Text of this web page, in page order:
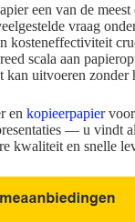
een van de
vraag
scala aan
uitvoeren zonder
en kopieerpapiervoor
— u vindt
kwaliteit en snelle